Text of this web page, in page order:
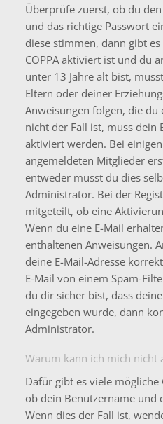
Überprüfe zuerst, ob du
und das richtige Passwort
diese stimmen, dann gibt
COPPAaktiviert ist und du
unter 13 Jahre alt bist,
Eltern oder deiner
Anweisungen folgen, die du
nicht der Fall ist, muss
aktiviert werden. Bei
angemeldeten Mitglieder
entweder musst du dies
Administrator. Bei der
mitgeteilt, ob eine
Wenn du eine E-Mail
enthaltenen Anweisungen.
deine E-Mail-Adresse
E-Mail von einem Spam-
du dir sicher bist, dass
eingegeben wurde, dann
Administrator.
Warum kann ich mich nicht
Dafür gibt es viele mögliche
ob dein Benutzername und
Wenn dies der Fall ist,